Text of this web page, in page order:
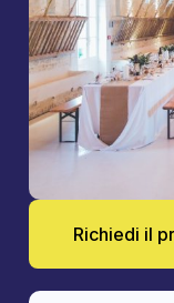
Richiedi il